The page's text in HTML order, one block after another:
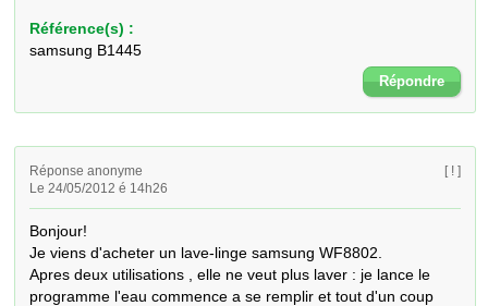
Référence(s) :
samsung B1445
Répondre
Réponse anonyme
Le 24/05/2012 é 14h26
[ ! ]
Bonjour!
Je viens d'acheter un lave-linge samsung WF8802.
Apres deux utilisations , elle ne veut plus laver : je lance le
programme l'eau commence a se remplir et tout d'un coup